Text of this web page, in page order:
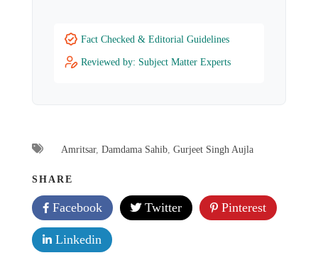
Fact Checked & Editorial Guidelines
Reviewed by: Subject Matter Experts
Amritsar, Damdama Sahib Gurjeet Singh Aujla
SHARE
Facebook Twitter Pinterest
Linkedin